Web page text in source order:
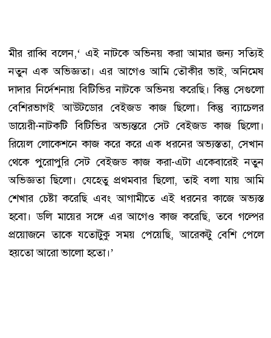
মীর রাব্বি বলেন,‘ এই নাটকে অভিনয় করা আমার জন্য সত্যিই
নতুন এক অভিজ্ঞতা। এর আগেও আমি তৌকীর ভাই, অনিমেষ
দাদার নির্দেশনায় বিটিভির নাটকে অভিনয় করেছি। কিন্তু সেগুলো
বেশিরভাগই আউটডোর বেইজড কাজ ছিলো। কিন্তু ব্যাচেলর
ডায়েরী-নাটকটি বিটিভির অভ্যন্তরে সেট বেইজড কাজ ছিলো।
রিয়েল লোকেশনে কাজ করে করে এক ধরনের অভ্যস্ততা, সেখান
থেকে পুরোপুরি সেট বেইজড কাজ করা-এটা একেবারেই নতুন
অভিজ্ঞতা ছিলো। যেহেতু প্রথমবার ছিলো, তাই বলা যায় আমি
শেখার চেষ্টা করেছি এবং আগামীতে এই ধরনের কাজে অভ্যস্ত
হবো। ডলি মায়ের সঙ্গে এর আগেও কাজ করেছি, তবে গল্পের
প্রয়োজনে তাকে যতোটুকু সময় পেয়েছি, আরেকটু বেশি পেলে
হয়তো আরো ভালো হতো।’